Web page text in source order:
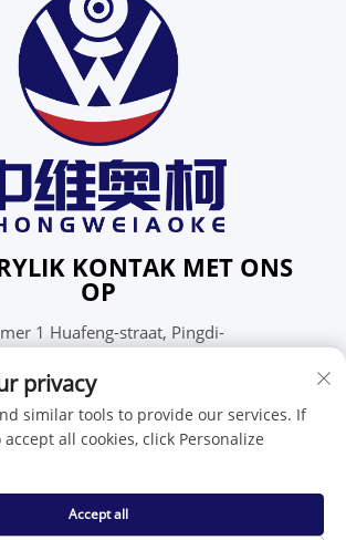
KONTAK MET ONS
OP
1 Huafeng-straat, Pingdi-
Zhongweiaoke Technology Co., Ltd. -
privacy
similar tools to provide our services. If
all cookies, click Personalize
Accept all